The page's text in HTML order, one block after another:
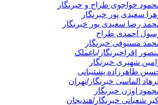
خواجوی طراح و خبرنگار
سعیدی پور خبرنگار
رضا سعیدی پور خبرنگار
احمدی طراح
مستوفی خبرنگار
افراخبرنگار/باغملک
شهپری خبرنگار
طاهرزاده پشتیبانی
الماسی خبرنگار/تهران
اوژن خبرنگار
شعبانی خبرنگار/هندیجان